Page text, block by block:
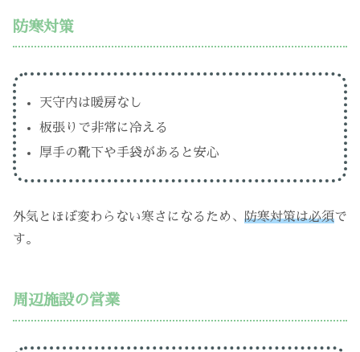
防寒対策
天守内は暖房なし
板張りで非常に冷える
厚手の靴下や手袋があると安心
外気とほぼ変わらない寒さになるため、 防寒対策は必須で
す。
周辺施設の営業